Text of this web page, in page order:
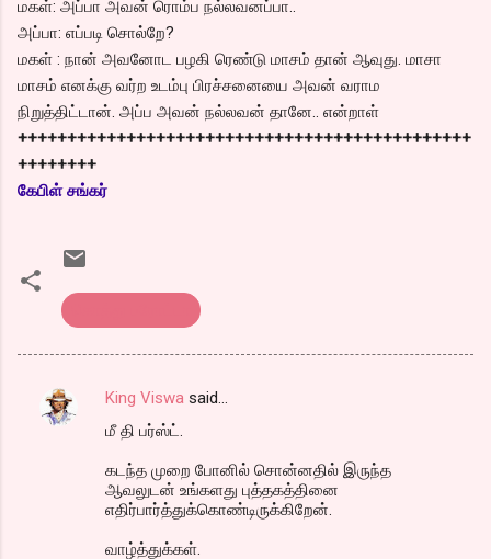
மகள்: அப்பா அவன் ரொம்ப நல்லவனப்பா..
அப்பா: எப்படி சொல்றே?
மகள் : நான் அவனோட பழகி ரெண்டு மாசம் தான் ஆவுது. மாசா
மாசம் எனக்கு வர்ற உடம்பு பிரச்சனையை அவன் வராம
நிறுத்திட்டான். அப்ப அவன் நல்லவன் தானே.. என்றாள்
++++++++++++++++++++++++++++++++++++++++++++++
++++++++
கேபிள் சங்கர்
C
King Viswa said…
மீ தி பர்ஸ்ட்.
கடந்த முறை போனில் சொன்னதில் இருந்த
ஆவலுடன் உங்களது புத்தகத்தினை
எதிர்பார்த்துக்கொண்டிருக்கிறேன்.
வாழ்த்துக்கள்.